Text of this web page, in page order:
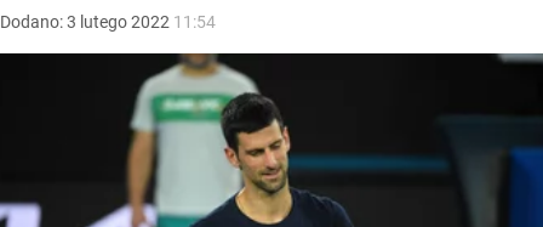
Dodano:3 lutego2022 11:54